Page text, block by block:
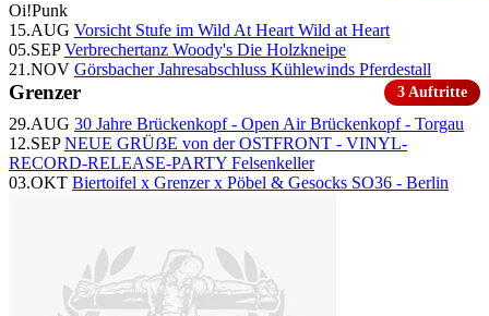
Oi!Punk
15.AUG Vorsicht Stufe im Wild At Heart Wild at Heart
05.SEP Verbrechertanz Woody's Die Holzkneipe
21.NOV Görsbacher Jahresabschluss Kühlewinds Pferdestall
Grenzer 3 Auftritte
29.AUG 30 Jahre Brückenkopf - Open Air Brückenkopf - Torgau
12.SEP NEUE GRÜẞE von der OSTFRONT - VINYL-
RECORD-RELEASE-PARTY Felsenkeller
03.OKT Biertoifel x Grenzer x Pöbel & Gesocks SO36 - Berlin